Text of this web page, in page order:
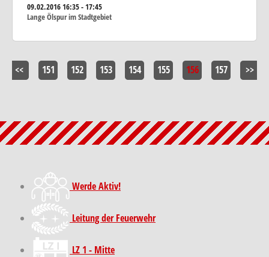
09.02.201616:35 - 17:45
Lange Ölspur im Stadtgebiet
<< 151 152 153 154 155 156 157 >>
Werde Aktiv!
Leitung der Feuerwehr
LZ 1 - Mitte